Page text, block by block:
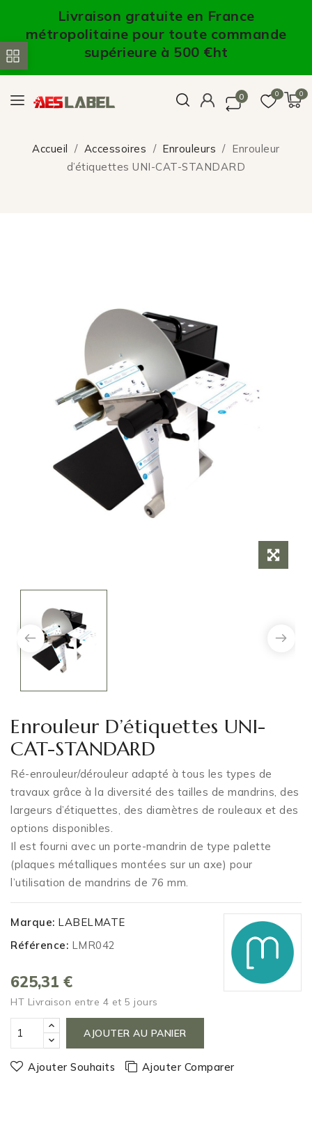
Livraison gratuite en France
métropolitaine pour toute commande
supérieure à 500 €ht
0
0
0
Accueil Accessoires Enrouleurs
Enrouleur
d’étiquettes UNI-CAT-STANDARD
Enrouleur D’étiquettes UNI-
CAT-STANDARD
Ré-enrouleur/dérouleur adapté à tous les types de
travaux grâce à la diversité des tailles de mandrins, des
largeurs d’étiquettes, des diamètres de rouleaux et des
options disponibles.
Il est fourni avec un porte-mandrin de type palette
(plaques métalliques montées sur un axe) pour
l’utilisation de mandrins de 76 mm.
Marque: LABELMATE
Référence: LMR042
625,31 €
HT Livraison entre 4 et 5 jours
AJOUTER AU PANIER
Ajouter Souhaits Ajouter Comparer